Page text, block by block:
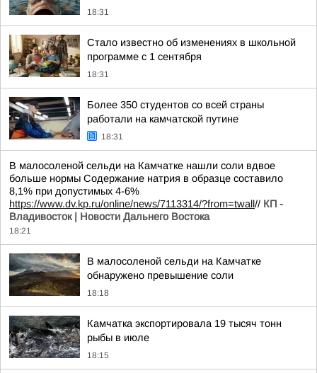
18:31
Стало известно об изменениях в школьной
программе с 1 сентября
18:31
Более 350 студентов со всей страны
работали на камчатской путине
18:31
В малосоленой сельди на Камчатке нашли соли вдвое
больше нормы Содержание натрия в образце составило
8,1% при допустимых 4-6%
https://www.dv.kp.ru/online/news/7113314/?from=twall// КП -
Владивосток | Новости Дальнего Востока
18:21
В малосоленой сельди на Камчатке
обнаружено превышение соли
18:18
Камчатка экспортировала 19 тысяч тонн
рыбы в июле
18:15